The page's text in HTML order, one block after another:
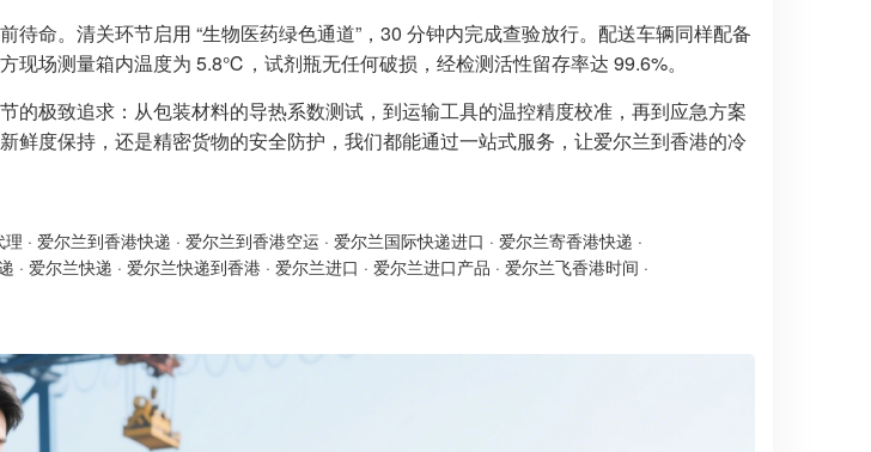
待命。清关环节启用 “生物医药绿色通道”，30 分钟内完成查验放行。配送车辆同样配备
现场测量箱内温度为 5.8℃，试剂瓶无任何破损，经检测活性留存率达 99.6%。
的极致追求：从包装材料的导热系数测试，到运输工具的温控精度校准，再到应急方案
鲜度保持，还是精密货物的安全防护，我们都能通过一站式服务，让爱尔兰到香港的冷
理 · 爱尔兰到香港快递 · 爱尔兰到香港空运 · 爱尔兰国际快递进口 · 爱尔兰寄香港快递 ·
· 爱尔兰快递 · 爱尔兰快递到香港 · 爱尔兰进口 · 爱尔兰进口产品 · 爱尔兰飞香港时间 ·